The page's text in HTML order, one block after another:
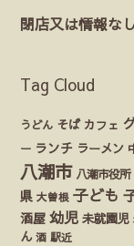
閉店又は情報なし
Tag Cloud
うどん そば カフェ
ー ランチ ラーメン
八潮市 八潮市役所
県 大曽根 子ども
酒屋 幼児 未就園児
ん 酒 駅近